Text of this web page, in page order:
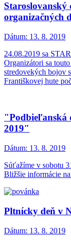
organizačných
Dátum: 13. 8. 2019
24.08.2019 sa
Organizátori sa
stredovekých bojov
Františkovej hute
"Podbieľanská
2019"
Dátum: 13. 8. 2019
Súťažíme v sobotu
Bližšie informácie
Pltnícky deň v
Dátum: 13. 8. 2019